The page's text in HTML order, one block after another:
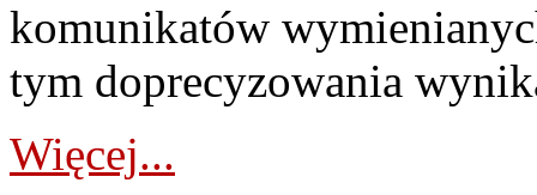
komunikatów
tym doprecyzowania
Więcej...